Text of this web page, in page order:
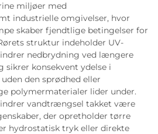
miljøer med
industrielle omgivelser, hvor
skaber fjendtlige betingelser for
struktur indeholder UV-
nedbrydning ved længere
konsekvent ydelse i
den sprødhed eller
polymermaterialer lider under.
vandtrængsel takket være
der opretholder tørre
hydrostatisk tryk eller direkte